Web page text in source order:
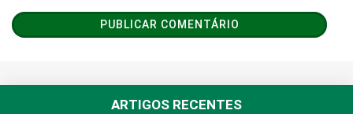
ARTIGOS RECENTES